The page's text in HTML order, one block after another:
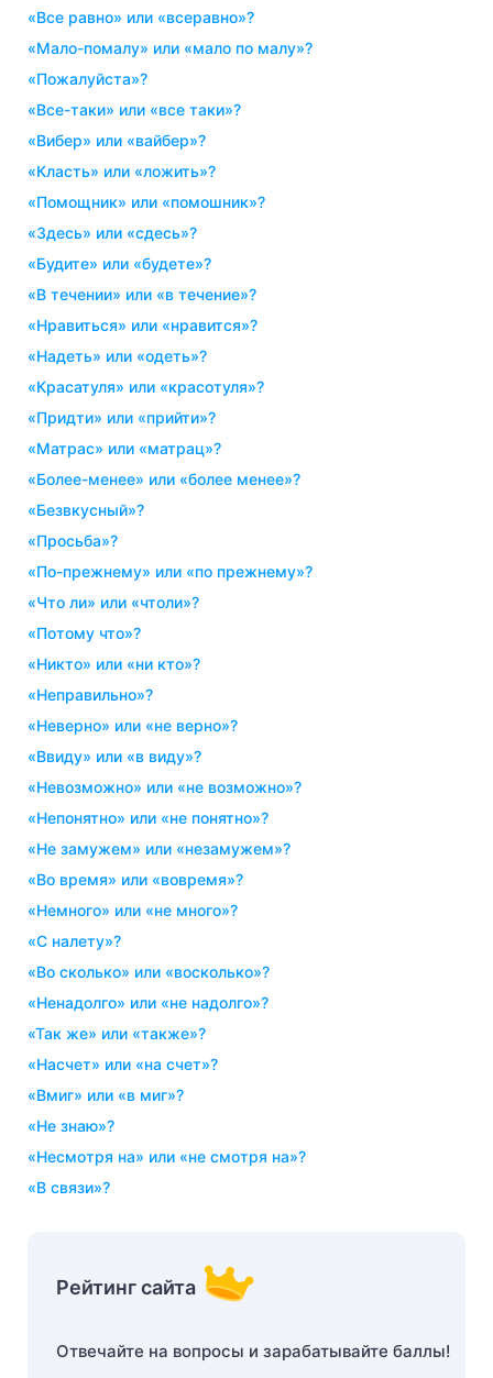
«все равно» или «всеравно»?
«мало-помалу» или «мало по малу»?
«пожалуйста»?
«все-таки» или «все таки»?
«вибер» или «вайбер»?
«класть» или «ложить»?
«помощник» или «помошник»?
«здесь» или «сдесь»?
«будите» или «будете»?
«в течении» или «в течение»?
«нравиться» или «нравится»?
«надеть» или «одеть»?
«красатуля» или «красотуля»?
«придти» или «прийти»?
«матрас» или «матрац»?
«более-менее» или «более менее»?
«безвкусный»?
«просьба»?
«по-прежнему» или «по прежнему»?
«что ли» или «чтоли»?
«потому что»?
«никто» или «ни кто»?
«неправильно»?
«неверно» или «не верно»?
«ввиду» или «в виду»?
«невозможно» или «не возможно»?
«непонятно» или «не понятно»?
«не замужем» или «незамужем»?
«во время» или «вовремя»?
«немного» или «не много»?
«с налету»?
«во сколько» или «восколько»?
«ненадолго» или «не надолго»?
«так же» или «также»?
«насчет» или «на счет»?
«вмиг» или «в миг»?
«не знаю»?
«несмотря на» или «не смотря на»?
«в связи»?
Рейтинг сайта
Отвечайте на вопросы и зарабатывайте баллы!